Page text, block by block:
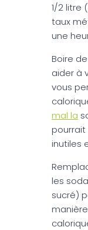
1/2 litre
taux
une
Boire
aider à
vous
mal la
pourrait
inutiles
les
sucré)